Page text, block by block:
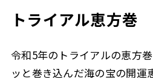
トライアル恵方巻
令和5年のトライアルの恵方
ッと巻き込んだ海の宝の開運